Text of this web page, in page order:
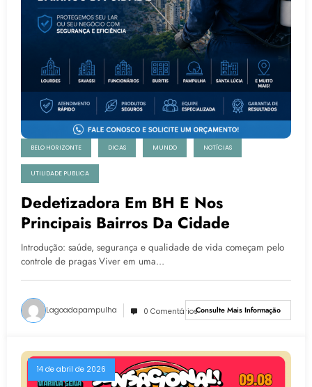
BELO HORIZONTE DICAS MUNDO NOTÍCIAS
UTILIDADE PUBLICA
Dedetizadora Em BH E Nos
Principais Bairros Da Cidade
Introdução: saúde, segurança e qualidade de vida começam pelo
controle de pragas Viver em uma…
Lagoadapampulha 0 ComentáriosConsulte Mais Informação
14 de abril de 2026